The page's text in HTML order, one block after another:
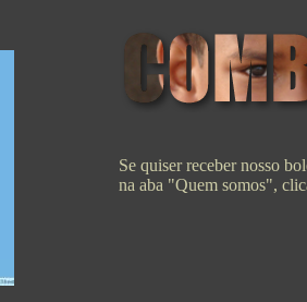
Se quiser receber nosso
na aba "Quem somos",